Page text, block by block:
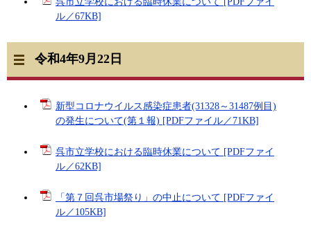
ル／67KB]
令和4年9月22日
新型コロナウイルス感染症患者(31328～31487例目)
の発生について(第１報) [PDFファイル／71KB]
呉市立学校における臨時休業について [PDFファイ
ル／62KB]
「第７回呉市場祭り」の中止について [PDFファイ
ル／105KB]